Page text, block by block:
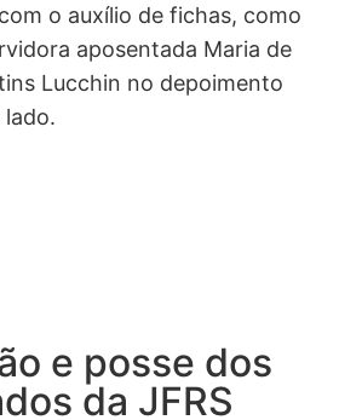
os processos eram
o auxílio de fichas, como
aposentadaMaria de
Lucchin no depoimento
e posse dos